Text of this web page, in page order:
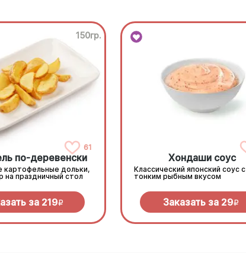
150гр.
61
по-деревенски
картофельные дольки,
на праздничный стол
за 219R
Хондаши соус
Классический японский соус с
тонким рыбным вкусом
Заказать за 29R